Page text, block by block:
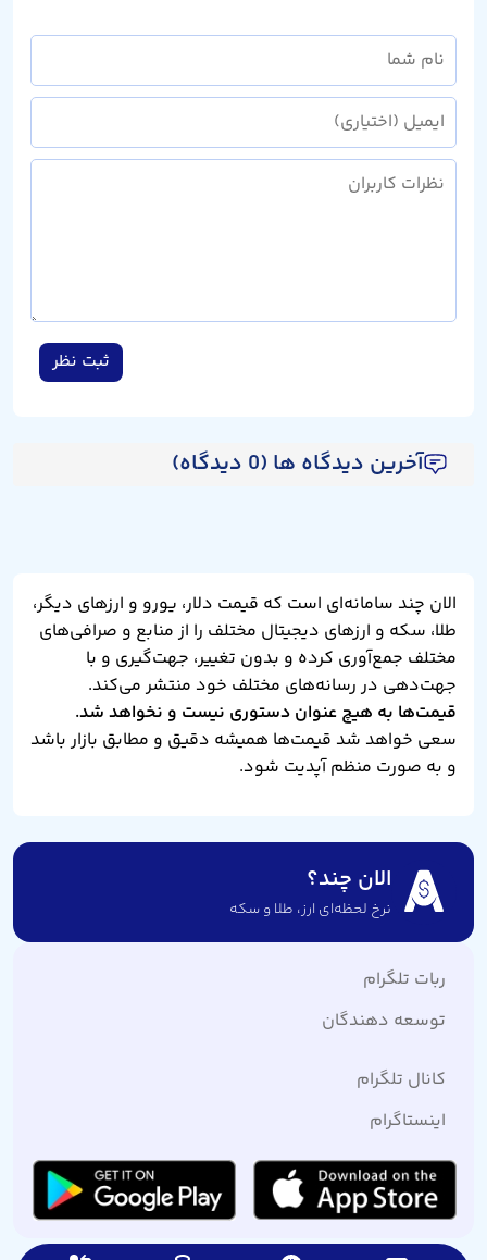
ثبت نظر
آخرین دیدگاه ها (0 دیدگاه)
الان چند سامانه‌ای است که قیمت دلار، یورو و ارزهای دیگر،
طلا، سکه و ارزهای دیجیتال مختلف را از منابع و صرافی‌های
مختلف جمع‌آوری کرده و بدون تغییر، جهت‌گیری و با
جهت‌دهی در رسانه‌های مختلف خود منتشر می‌کند.
قیمت‌ها به هیچ عنوان دستوری نیست و نخواهد شد.
سعی خواهد شد قیمت‌ها همیشه دقیق و مطابق بازار باشد
و به صورت منظم آپدیت شود.
الان چند؟
نرخ لحظه‌ای ارز،‌ طلا و سکه
ربات تلگرام
توسعه دهندگان
کانال تلگرام
اینستاگرام